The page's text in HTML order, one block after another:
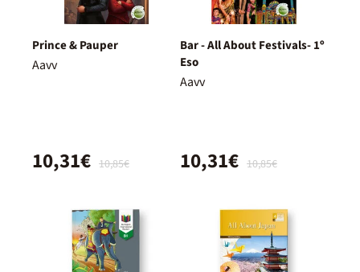
Prince & Pauper
Aavv
10,85€
10,31€
Bar - All About Festivals- 1º
Eso
Aavv
10,85€
10,31€